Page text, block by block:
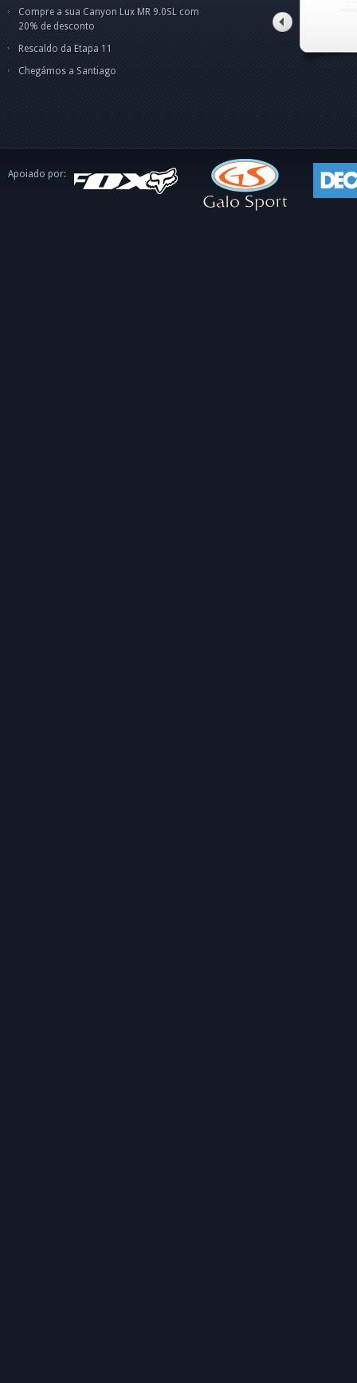
Compre a sua Canyon Lux MR 9.0SL com
20% de desconto
Rescaldo da Etapa 11
Chegámos a Santiago
tito alves pinto
Apoiado por: